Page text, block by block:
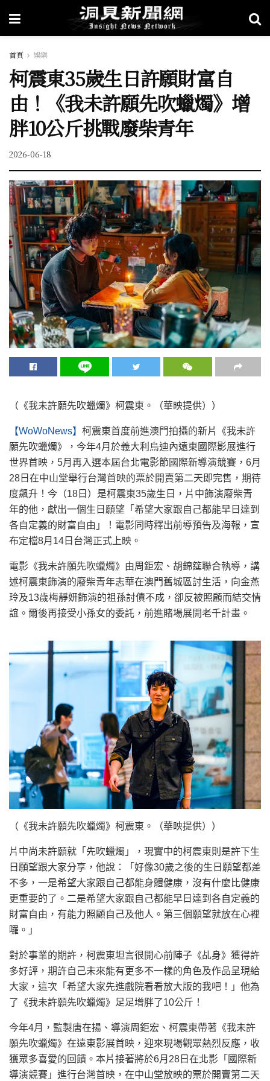
首頁 娛樂
柯震東35歲生日許願財富自
由！《我未許願先吹蠟燭》增
胖10公斤挑戰廢柴青年
2026-06-18
（《我未許願先吹蠟燭》柯震東。（華映提供））
【WoWoNews】 柯震東首度前進澳門拍攝的新片《我未許
願先吹蠟燭》，今年4月於義大利烏迪內遠東國際影展進行
世界首映，5月再入選本屆台北電影節國際新導演競賽，6月
28日在中山堂舉行台灣首映的票於開賣第二天即完售，期待
度飆升！今（18日）是柯震東35歲生日，片中飾演廢柴青
年的他，獻出一個生日願望「希望大家跟自己都能早日達到
各自定義的財富自由」！電影同時釋出前導預告及海報，宣
布定檔8月14日台灣正式上映。
電影《我未許願先吹蠟燭》由周鉅宏、胡錦筵聯合執導，講
述柯震東飾演的廢柴青年志華在澳門舊城區討生活，向金燕
玲及13歲梅靜妍飾演的祖孫討債不成，卻反被照顧而結交情
誼。爾後再接受小孫女的委託，前進賭場展開老千計畫。
（《我未許願先吹蠟燭》柯震東。（華映提供））
片中尚未許願就「先吹蠟燭」，現實中的柯震東則是許下生
日願望跟大家分享，他說：「好像30歲之後的生日願望都差
不多，一是希望大家跟自己都能身體健康，沒有什麼比健康
更重要的了。二是希望大家跟自己都能早日達到各自定義的
財富自由，有能力照顧自己及他人。第三個願望就放在心裡
囉。」
對於事業的期許，柯震東坦言很開心前陣子《乩身》獲得許
多好評，期許自己未來能有更多不一樣的角色及作品呈現給
大家，這次「希望大家先進戲院看看放大版的我吧！」他為
了《我未許願先吹蠟燭》足足增胖了10公斤！
今年4月，監製唐在揚、導演周鉅宏、柯震東帶著《我未許
願先吹蠟燭》在遠東影展首映，迎來現場觀眾熱烈反應，收
獲眾多喜愛的回饋。本片接著將於6月28日在北影「國際新
導演競賽」進行台灣首映，在中山堂放映的票於開賣第二天